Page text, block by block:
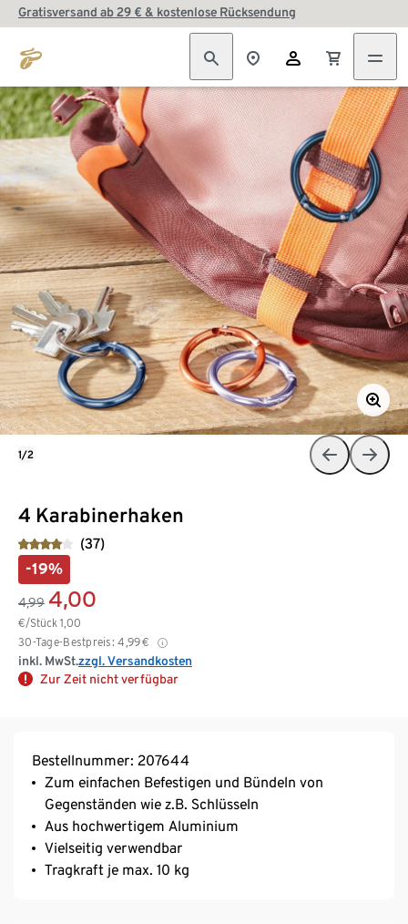
Gratisversand ab 29 € & kostenlose Rücksendung
4 Karabinerhaken
(37)
-19%
4,99 4,00
€/Stück 1,00
30-Tage-Bestpreis: 4,99€
inkl. MwSt.zzgl. Versandkosten
Zur Zeit nicht verfügbar
1/2
Bestellnummer: 207644
Zum einfachen Befestigen und Bündeln von
Gegenständen wie z.B. Schlüsseln
Aus hochwertigem Aluminium
Vielseitig verwendbar
Tragkraft je max. 10 kg